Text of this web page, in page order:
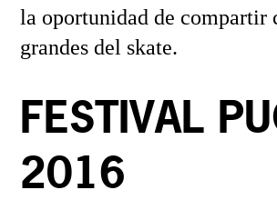
la oportunidad de compartir
grandes del skate.
FESTIVAL
2016